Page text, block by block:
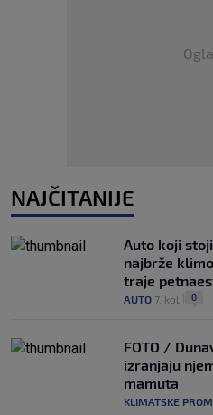
NAJČITANIJE
Auto koji
najbrže
traje
AUTO 7. kol. 0
FOTO /
izranjaju
mamuta
KLIMATSKE